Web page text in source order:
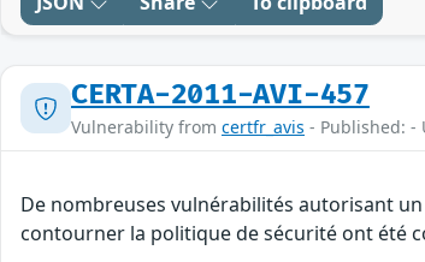
CERTA-2011-AVI-457
Vulnerability from certfr_avis - Published: -
De nombreuses vulnérabilités autorisant
contourner la politique de sécurité ont été